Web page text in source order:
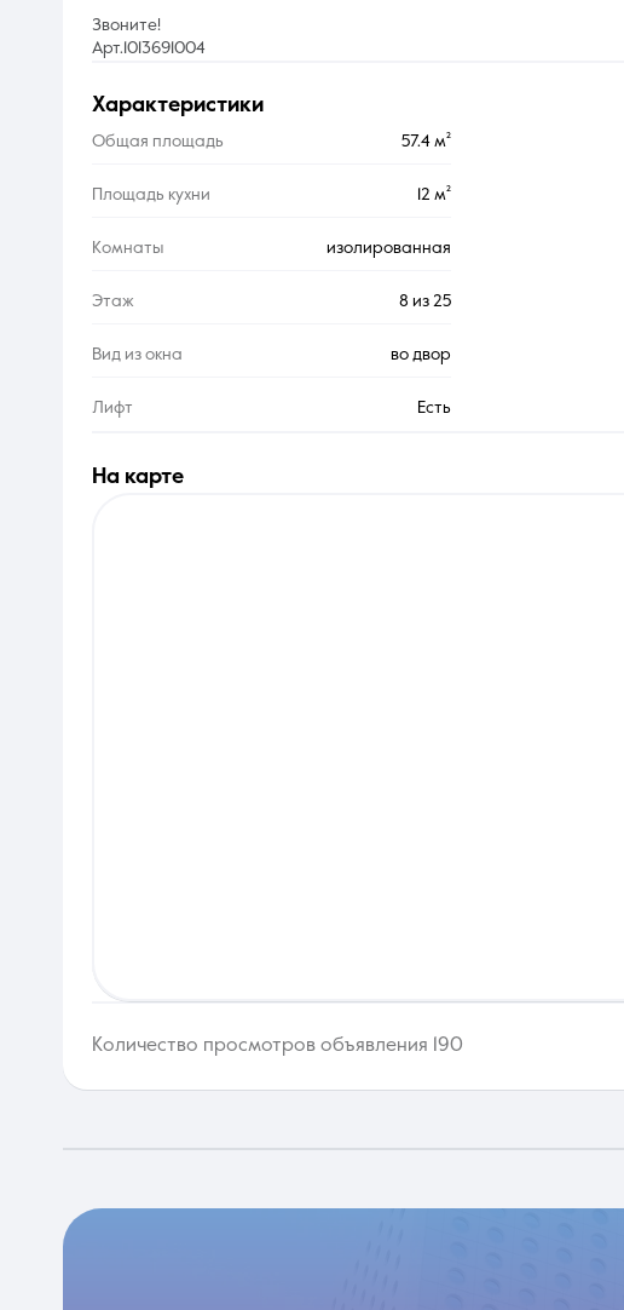
характеристики
Общая площадь 57.4 м²
Площадь кухни 12 м²
Комнаты изолированная
Этаж 8 из 25
Вид из окна во двор
Лифт Есть
Звоните!
Арт.1013691004
на карте
Количество просмотров объявления 190